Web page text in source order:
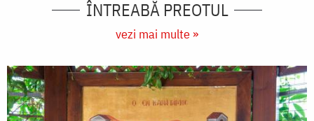
ÎNTREABĂ PREOTUL
vezi mai multe »